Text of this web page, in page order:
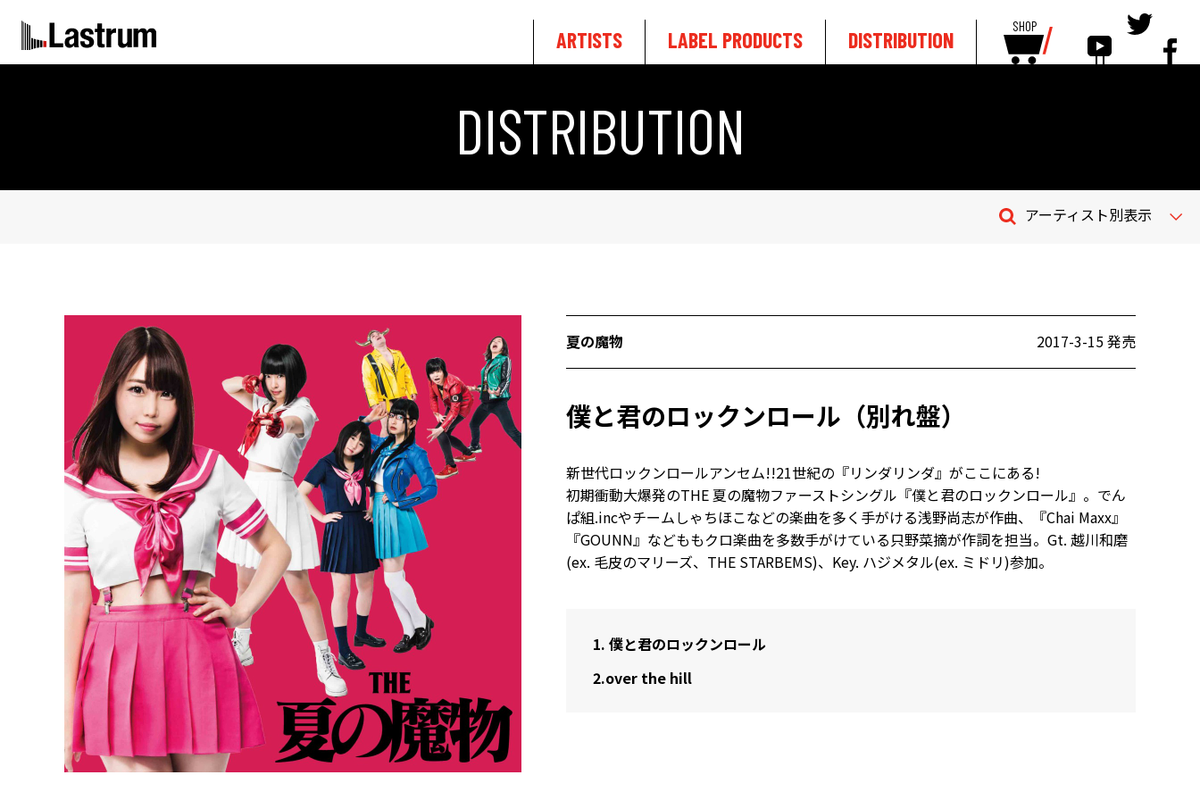
ARTISTS LABEL PRODUCTS DISTRIBUTION
SHOP
DISTRIBUTION
アーティスト別表示
夏の魔物 2017-3-15 発売
僕と君のロックンロール（別れ盤）
新世代ロックンロールアンセム!!21世紀の『リンダリンダ』がここにある!
初期衝動大爆発のTHE 夏の魔物ファーストシングル『僕と君のロックンロール』。でん
ぱ組.incやチームしゃちほこなどの楽曲を多く手がける浅野尚志が作曲、『Chai Maxx』
『GOUNN』などももクロ楽曲を多数手がけている只野菜摘が作詞を担当。Gt. 越川和磨
(ex. 毛皮のマリーズ、THE STARBEMS)、Key. ハジメタル(ex. ミドリ)参加。
1. 僕と君のロックンロール
2.over the hill